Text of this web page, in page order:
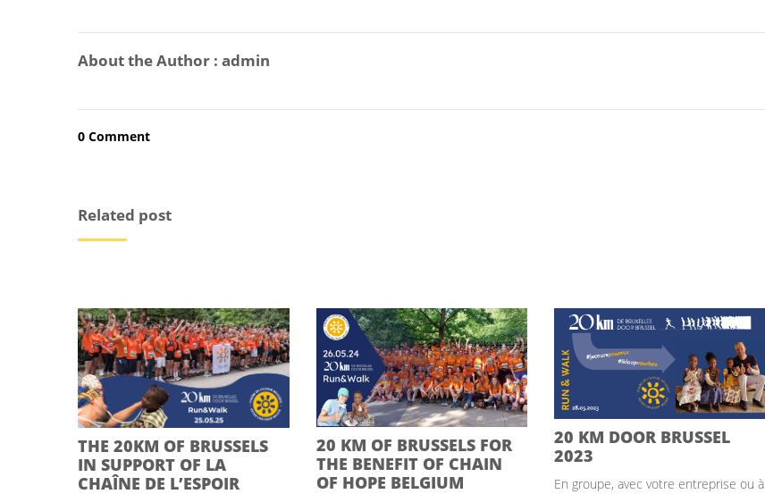
About the Author : admin
0 Comment
Related post
THE 20KM OF BRUSSELS
IN SUPPORT OF LA
CHAÎNE DE L’ESPOIR
20 KM OF BRUSSELS FOR
THE BENEFIT OF CHAIN
OF HOPE BELGIUM
20 KM DOOR BRUSSEL
2023
En groupe, avec votre entreprise ou à